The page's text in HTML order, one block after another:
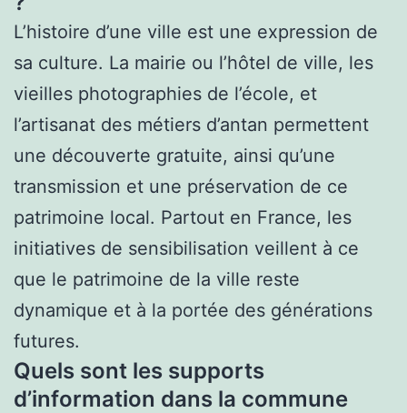
L’histoire d’une ville est une expression de
sa culture. La mairie ou l’hôtel de ville, les
vieilles photographies de l’école, et
l’artisanat des métiers d’antan permettent
une découverte gratuite, ainsi qu’une
transmission et une préservation de ce
patrimoine local. Partout en France, les
initiatives de sensibilisation veillent à ce
que le patrimoine de la ville reste
dynamique et à la portée des générations
futures.
Quels sont les supports
d’information dans la commune